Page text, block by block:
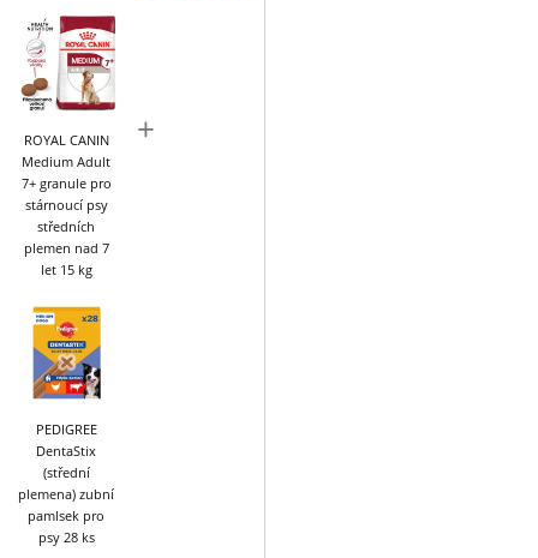
ROYAL CANIN
Medium Adult
7+ granule pro
stárnoucí psy
středních
plemen nad 7
let 15 kg
+
PEDIGREE
DentaStix
(střední
plemena) zubní
pamlsek pro
psy 28 ks